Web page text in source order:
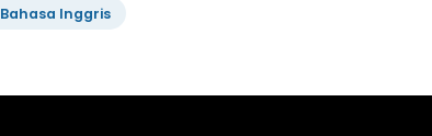
Bahasa Inggris